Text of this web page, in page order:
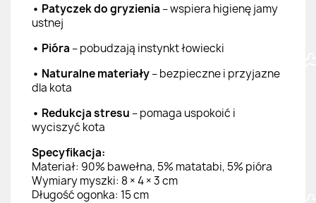
• Patyczek do gryzienia – wspiera higienę jamy
ustnej
• Pióra – pobudzają instynkt łowiecki
• Naturalne materiały– bezpieczne i przyjazne
dla kota
• Redukcja stresu – pomaga uspokoić i
wyciszyć kota
Specyfikacja:
Materiał: 90% bawełna, 5% matatabi, 5% pióra
Wymiary myszki: 8 × 4 × 3 cm
Długość ogonka: 15 cm